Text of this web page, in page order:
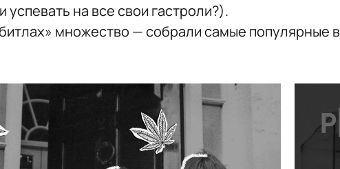
успевать на все свои гастроли?).
множество — собрали самые популярные в